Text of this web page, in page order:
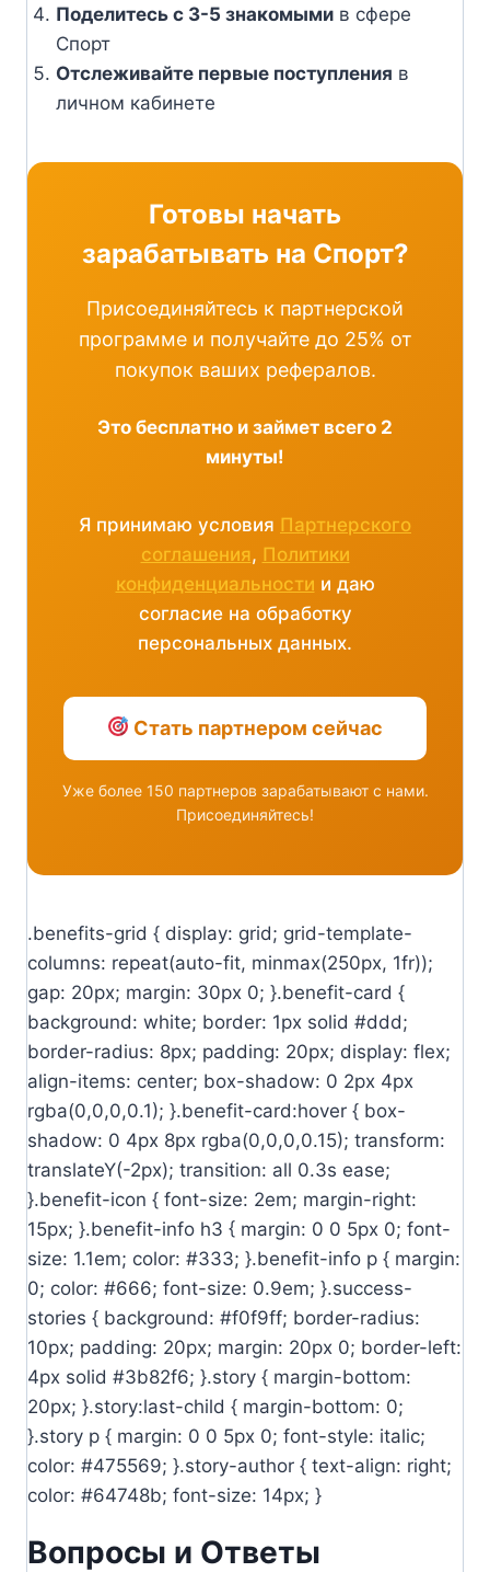
Поделитесь с 3-5 знакомымив сфере
Спорт
Отслеживайте первые поступления в
личном кабинете
Готовы начать
зарабатывать на Спорт?
Присоединяйтесь к партнерской
программе и получайте до 25% от
покупок ваших рефералов.
Это бесплатно и займет всего 2
минуты!
Я принимаю условия Партнерского
соглашения, Политики
конфиденциальности и даю
согласие на обработку
персональных данных.
Стать партнером сейчас
Уже более 150 партнеров зарабатывают с нами.
Присоединяйтесь!
.benefits-grid { display: grid; grid-template-
columns: repeat(auto-fit, minmax(250px, 1fr));
gap: 20px; margin: 30px 0; }.benefit-card {
background: white; border: 1px solid #ddd;
border-radius: 8px; padding: 20px; display: flex;
align-items: center; box-shadow: 0 2px 4px
rgba(0,0,0,0.1); }.benefit-card:hover { box-
shadow: 0 4px 8px rgba(0,0,0,0.15); transform:
translateY(-2px); transition: all 0.3s ease;
}.benefit-icon { font-size: 2em; margin-right:
15px; }.benefit-info h3 { margin: 0 0 5px 0; font-
size: 1.1em; color: #333; }.benefit-info p { margin:
0; color: #666; font-size: 0.9em; }.success-
stories { background: #f0f9ff; border-radius:
10px; padding: 20px; margin: 20px 0; border-left:
4px solid #3b82f6; }.story { margin-bottom:
20px; }.story:last-child { margin-bottom: 0;
}.story p { margin: 0 0 5px 0; font-style: italic;
color: #475569; }.story-author { text-align: right;
color: #64748b; font-size: 14px; }
Вопросы и Ответы